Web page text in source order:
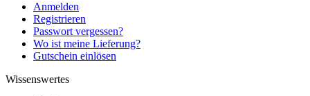
Anmelden
Registrieren
Passwort vergessen?
Wo ist meine Lieferung?
Gutschein einlösen
Wissenswertes